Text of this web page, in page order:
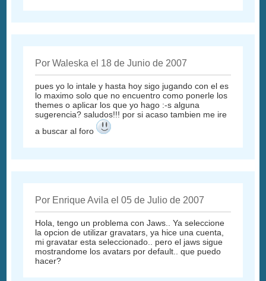
Por Waleska el 18 de Junio de 2007
pues yo lo intale y hasta hoy sigo jugando con el es
lo maximo solo que no encuentro como ponerle los
themes o aplicar los que yo hago :-s alguna
sugerencia? saludos!!! por si acaso tambien me ire
a buscar al foro
Por Enrique Avila el 05 de Julio de 2007
Hola, tengo un problema con Jaws.. Ya seleccione
la opcion de utilizar gravatars, ya hice una cuenta,
mi gravatar esta seleccionado.. pero el jaws sigue
mostrandome los avatars por default.. que puedo
hacer?